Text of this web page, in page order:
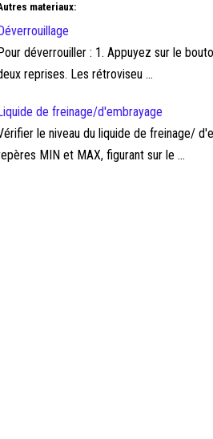
materiaux:
déverrouiller : 1. Appuyez sur le
reprises. Les rétroviseu ...
de freinage/d'embrayage
le niveau du liquide de freinage/
MIN et MAX, figurant sur le ...